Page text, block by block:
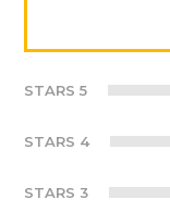
STARS 5
STARS 4
STARS 3